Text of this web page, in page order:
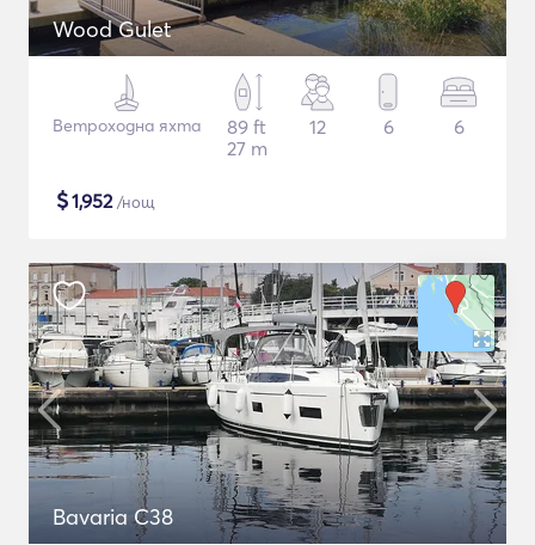
Wood Gulet
Ветроходна яхта
89 ft
27 m
12 6 6
$1,952/нощ
Bavaria C38